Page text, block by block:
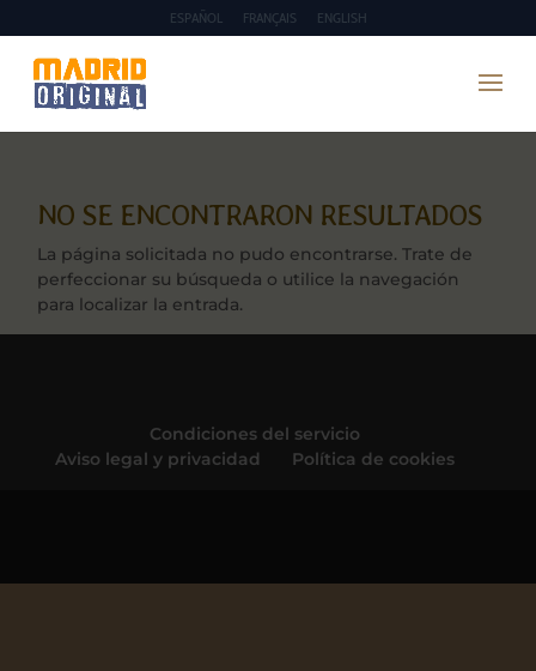
ESPAÑOL FRANÇAIS ENGLISH
NO SE ENCONTRARON RESULTADOS
La página solicitada no pudo encontrarse. Trate de
perfeccionar su búsqueda o utilice la navegación
para localizar la entrada.
Condiciones del servicio
Aviso legal y privacidad
Política de cookies